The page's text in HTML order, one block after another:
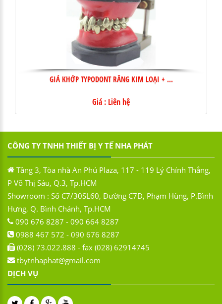
GIÁ KHỚP TYPODONT RĂNG KIM LOẠI + ...
Giá : Liên hệ
CÔNG TY TNHH THIẾT BỊ Y TẾ NHA PHÁT
Tầng 3, Tòa nhà An Phú Plaza, 117 - 119 Lý Chính Thắng,
P Võ Thị Sáu, Q.3, Tp.HCM
Showroom : Số C7/30SL60, Đường C7D, Phạm Hùng, P.Bình
Hưng, Q. Bình Chánh, Tp.HCM
090 676 8287 - 090 664 8287
0988 467 572 - 090 676 8287
(028) 73.022.888 - fax (028) 62914745
tbytnhaphat@gmail.com
DỊCH VỤ